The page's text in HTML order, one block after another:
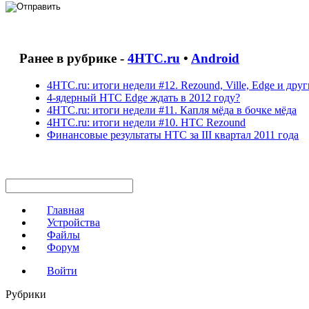
Ранее в рубрике - 4HTC.ru • Android
4HTC.ru: итоги недели #12. Rezound, Ville, Edge и
4-ядерный HTC Edge ждать в 2012 году?
4HTC.ru: итоги недели #11. Капля мёда в бочке мёда
4HTC.ru: итоги недели #10. HTC Rezound
Финансовые результаты HTC за III квартал 2011 года
Главная
Устройства
Файлы
Форум
Войти
Рубрики